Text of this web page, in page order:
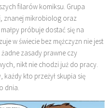
filarów komiksu. Grupa
znanej mikrobiolog oraz
próbuje dostać się na
w świecie bez mężczyzn nie jest
zasady prawne czy
nikt nie chodzi już do pracy.
kto przeżył skupia się
dnia.